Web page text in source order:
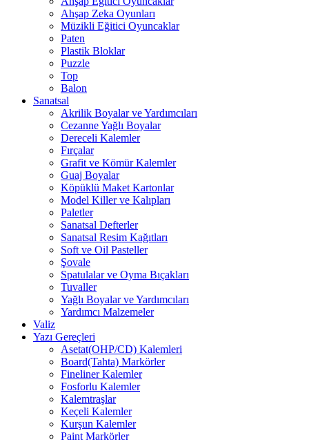
Ahşap Zeka Oyunları
Müzikli Eğitici Oyuncaklar
Paten
Plastik Bloklar
Puzzle
Top
Balon
Sanatsal
Akrilik Boyalar ve Yardımcıları
Cezanne Yağlı Boyalar
Dereceli Kalemler
Fırçalar
Grafit ve Kömür Kalemler
Guaj Boyalar
Köpüklü Maket Kartonlar
Model Killer ve Kalıpları
Paletler
Sanatsal Defterler
Sanatsal Resim Kağıtları
Soft ve Oil Pasteller
Şovale
Spatulalar ve Oyma Bıçakları
Tuvaller
Yağlı Boyalar ve Yardımcıları
Yardımcı Malzemeler
Valiz
Yazı Gereçleri
Asetat(OHP/CD) Kalemleri
Board(Tahta) Markörler
Fineliner Kalemler
Fosforlu Kalemler
Kalemtraşlar
Keçeli Kalemler
Kurşun Kalemler
Paint Markörler